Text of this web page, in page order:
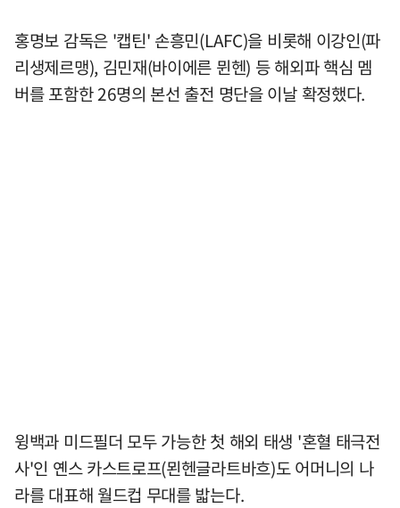
홍명보 감독은 '캡틴' 손흥민(LAFC)을 비롯해 이강인(파
리생제르맹), 김민재(바이에른 뮌헨) 등 해외파 핵심 멤
버를 포함한 26명의 본선 출전 명단을 이날 확정했다.
윙백과 미드필더 모두 가능한 첫 해외 태생 '혼혈 태극전
사'인 옌스 카스트로프(묀헨글라트바흐)도 어머니의 나
라를 대표해 월드컵 무대를 밟는다.